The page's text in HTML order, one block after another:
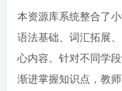
本资源库系统整合了
语法基础、词汇拓展
心内容。针对不同学
渐进掌握知识点，教